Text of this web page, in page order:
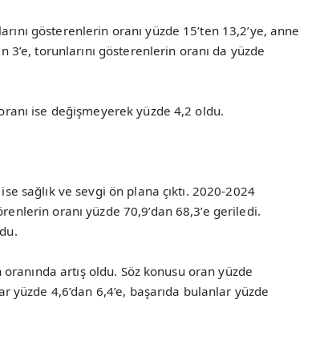
gösterenlerin oranı yüzde 15’ten 13,2’ye, anne
3’e, torunlarını gösterenlerin oranı da yüzde
ise değişmeyerek yüzde 4,2 oldu.
sağlık ve sevgi ön plana çıktı. 2020-2024
oranı yüzde 70,9’dan 68,3’e geriledi.
artış oldu. Söz konusu oran yüzde
yüzde 4,6’dan 6,4’e, başarıda bulanlar yüzde